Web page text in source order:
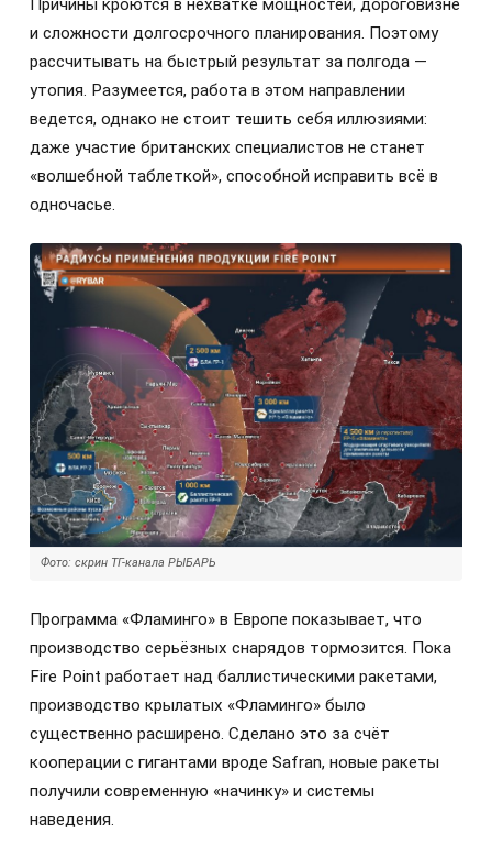
Причины кроются в нехватке мощностей, дороговизне
и сложности долгосрочного планирования. Поэтому
рассчитывать на быстрый результат за полгода —
утопия. Разумеется, работа в этом направлении
ведется, однако не стоит тешить себя иллюзиями:
даже участие британских специалистов не станет
«волшебной таблеткой», способной исправить всё в
одночасье.
Фото: скрин ТГ-канала РЫБАРЬ
Программа «Фламинго» в Европе показывает, что
производство серьёзных снарядов тормозится. Пока
Fire Point работает над баллистическими ракетами,
производство крылатых «Фламинго» было
существенно расширено. Сделано это за счёт
кооперации с гигантами вроде Safran, новые ракеты
получили современную «начинку» и системы
наведения.